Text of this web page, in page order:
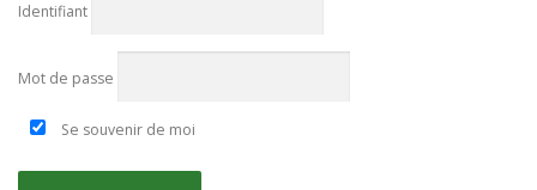
Identifiant
Mot de passe
Se souvenir de moi